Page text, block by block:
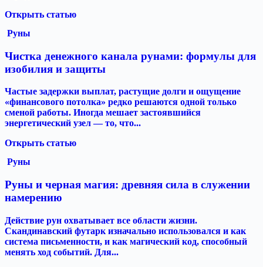
Открыть статью
Руны
Чистка денежного канала рунами: формулы для
изобилия и защиты
Частые задержки выплат, растущие долги и ощущение
«финансового потолка» редко решаются одной только
сменой работы. Иногда мешает застоявшийся
энергетический узел — то, что...
Открыть статью
Руны
Руны и черная магия: древняя сила в служении
намерению
Действие рун охватывает все области жизни.
Скандинавский футарк изначально использовался и как
система письменности, и как магический код, способный
менять ход событий. Для...